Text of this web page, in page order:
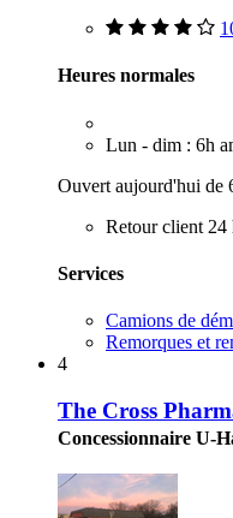
Heures normales
Lun - dim : 6h
Ouvert aujourd'hui de
Retour client 24
Services
Camions de
Remorques et
4
The Cross
Concessionnaire U-